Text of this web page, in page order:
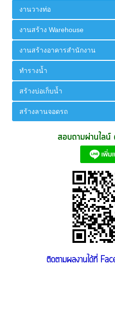
งานวางท่อ
งานสร้าง Warehouse
งานสร้างอาคารสำนักงาน
ทำรางน้ำ
สร้างบ่อเก็บน้ำ
สร้างลานจอดรถ
สอบถามผ่านไล
ติดตามผลงานได้ที่